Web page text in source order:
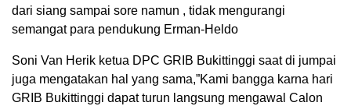
dari siang sampai sore namun , tidak mengurangi
semangat para pendukung Erman-Heldo
Soni Van Herik ketua DPC GRIB Bukittinggi saat di jumpai
juga mengatakan hal yang sama,”Kami bangga karna hari
GRIB Bukittinggi dapat turun langsung mengawal Calon